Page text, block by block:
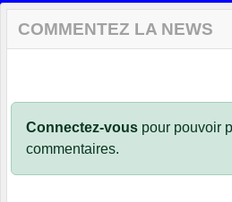
COMMENTEZ LA NEWS
Connectez-vous pour pouvoir
commentaires.